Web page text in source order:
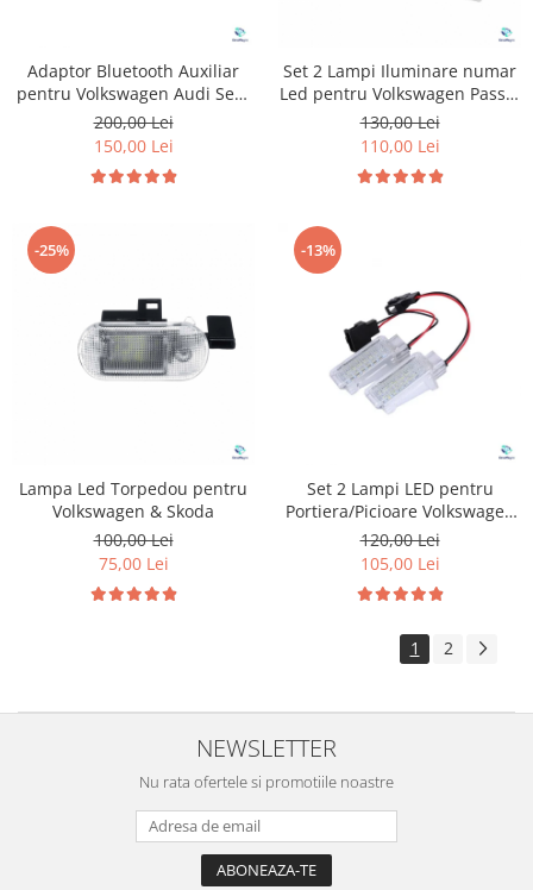
Adaptor Bluetooth Auxiliar
pentru Volkswagen Audi Seat
Skoda
200,00 Lei
150,00 Lei
Set 2 Lampi Iluminare numar
Led pentru Volkswagen Passat
Skoda Superb
130,00 Lei
110,00 Lei
-25%
Lampa Led Torpedou pentru
Volkswagen & Skoda
100,00 Lei
75,00 Lei
-13%
Set 2 Lampi LED pentru
Portiera/Picioare Volkswagen
Seat Skoda
120,00 Lei
105,00 Lei
1 2
NEWSLETTER
Nu rata ofertele si promotiile noastre